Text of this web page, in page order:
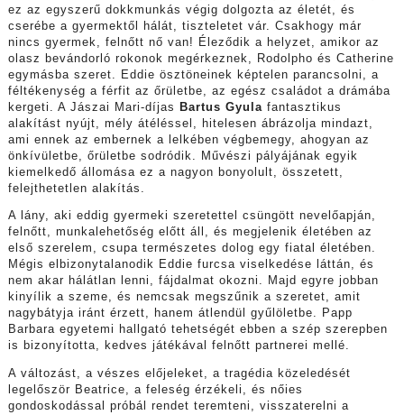
ez az egyszerű dokkmunkás végig dolgozta az életét, és
cserébe a gyermektől hálát, tiszteletet vár. Csakhogy már
nincs gyermek, felnőtt nő van! Éleződik a helyzet, amikor az
olasz bevándorló rokonok megérkeznek, Rodolpho és Catherine
egymásba szeret. Eddie ösztöneinek képtelen parancsolni, a
féltékenység a férfit az őrületbe, az egész családot a drámába
kergeti. A Jászai Mari-díjas
Bartus Gyula fantasztikus
alakítást nyújt, mély átéléssel, hitelesen ábrázolja mindazt,
ami ennek az embernek a lelkében végbemegy, ahogyan az
önkívületbe, őrületbe sodródik. Művészi pályájának egyik
kiemelkedő állomása ez a nagyon bonyolult, összetett,
felejthetetlen alakítás.
A lány, aki eddig gyermeki szeretettel csüngött nevelőapján,
felnőtt, munkalehetőség előtt áll, és megjelenik életében az
első szerelem, csupa természetes dolog egy fiatal életében.
Mégis elbizonytalanodik Eddie furcsa viselkedése láttán, és
nem akar hálátlan lenni, fájdalmat okozni. Majd egyre jobban
kinyílik a szeme, és nemcsak megszűnik a szeretet, amit
nagybátyja iránt érzett, hanem átlendül gyűlöletbe. Papp
Barbara egyetemi hallgató tehetségét ebben a szép szerepben
is bizonyította, kedves játékával felnőtt partnerei mellé.
A változást, a vészes előjeleket, a tragédia közeledését
legelőször Beatrice, a feleség érzékeli, és nőies
gondoskodással próbál rendet teremteni, visszaterelni a